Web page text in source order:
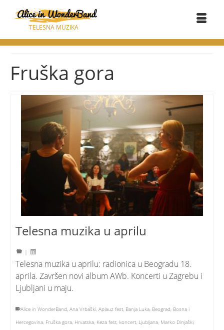
TELESNA MUZIKA
Fruška gora
Telesna muzika u aprilu
|
Telesna muzika u aprilu: radionica u Beogradu 18.
aprila. Završen novi album AWb. Koncerti u Zagrebu i
Ljubljani u maju.
Alice in WonderBand, Ana Vrbaški, Aplauz fest, Banja Luka, Beograd, Bosna i
Hercegovina, Fruška gora, Hrvatska, Keza fest, koncert, Ljubljana, Marko Dinjaški,